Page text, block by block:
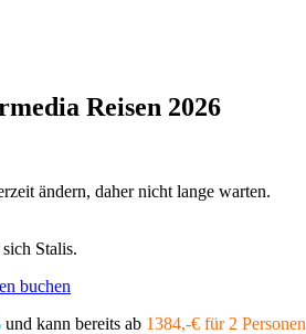
Reisen 2026
ändern, daher nicht lange warten.
Stalis.
und kann bereits ab 1384,-€ für 2 Personen